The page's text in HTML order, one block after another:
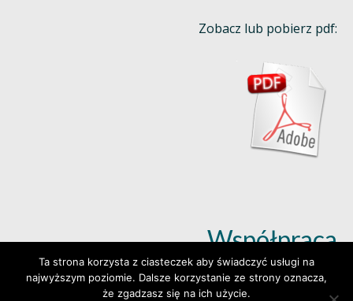
Zobacz lub pobierz pdf:
Współpraca
Dowiedz się więcej (klik)
Ta strona korzysta z ciasteczek aby świadczyć usługi na
najwyższym poziomie. Dalsze korzystanie ze strony oznacza,
że zgadzasz się na ich użycie.